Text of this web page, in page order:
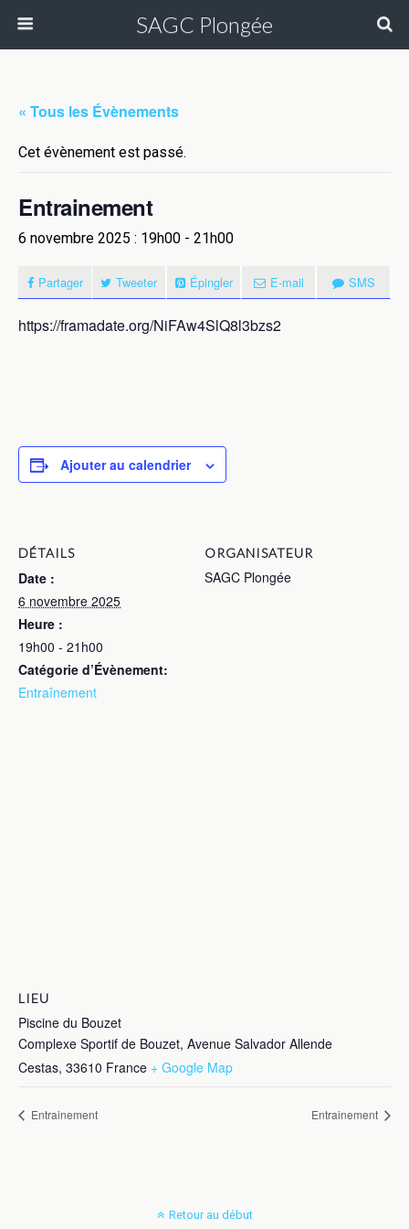
SAGC Plongée
« Tous les Évènements
Cet évènement est passé.
Entrainement
6 novembre 2025 : 19h00 - 21h00
Partager Tweeter Épingler E-mail SMS
https://framadate.org/NiFAw4SlQ8l3bzs2
Ajouter au calendrier
DÉTAILS
Date :
6 novembre 2025
Heure :
19h00 - 21h00
Catégorie d’Évènement:
Entraînement
ORGANISATEUR
SAGC Plongée
LIEU
Piscine du Bouzet
Complexe Sportif de Bouzet, Avenue Salvador Allende
Cestas, 33610 France + Google Map
Entrainement Entrainement
Retour au début